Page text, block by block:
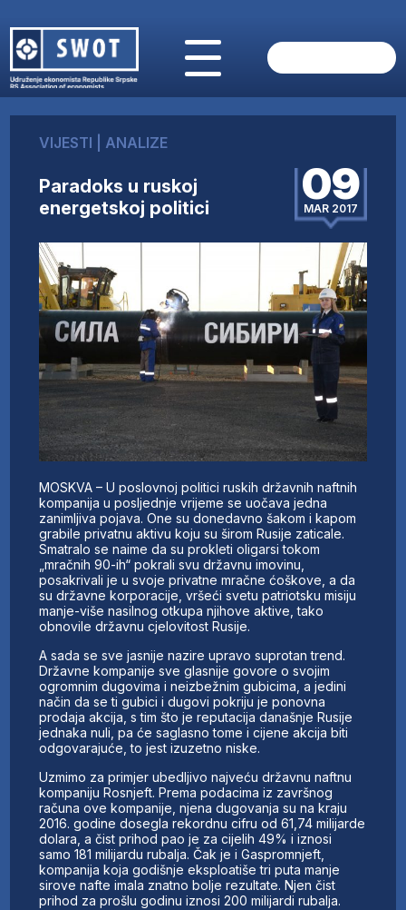
O NAMA
AKTUELNO
ANALIZE
FINANSIJE
IZ STRANIH MEDIJA
AKTIVNOSTI
SWOT INTERVJU
UČLANI SE
KONTAKT
VIJESTI ANALIZE
Paradoks u ruskoj
energetskoj politici
09
MAR 2017
MOSKVA – U poslovnoj politici ruskih državnih naftnih
kompanija u posljednje vrijeme se uočava jedna
zanimljiva pojava. One su donedavno šakom i kapom
grabile privatnu aktivu koju su širom Rusije zaticale.
Smatralo se naime da su prokleti oligarsi tokom
„mračnih 90-ih“ pokrali svu državnu imovinu,
posakrivali je u svoje privatne mračne ćoškove, a da
su državne korporacije, vršeći svetu patriotsku misiju
manje-više nasilnog otkupa njihove aktive, tako
obnovile državnu cjelovitost Rusije.
A sada se sve jasnije nazire upravo suprotan trend.
Državne kompanije sve glasnije govore o svojim
ogromnim dugovima i neizbežnim gubicima, a jedini
način da se ti gubici i dugovi pokriju je ponovna
prodaja akcija, s tim što je reputacija današnje Rusije
jednaka nuli, pa će saglasno tome i cijene akcija biti
odgovarajuće, to jest izuzetno niske.
Uzmimo za primjer ubedljivo najveću državnu naftnu
kompaniju Rosnjeft. Prema podacima iz završnog
računa ove kompanije, njena dugovanja su na kraju
2016. godine dosegla rekordnu cifru od 61,74 milijarde
dolara, a čist prihod pao je za cijelih 49% i iznosi
samo 181 milijardu rubalja. Čak je i Gaspromnjeft,
kompanija koja godišnje eksploatiše tri puta manje
sirove nafte imala znatno bolje rezultate. Njen čist
prihod za prošlu godinu iznosi 200 milijardi rubalja.